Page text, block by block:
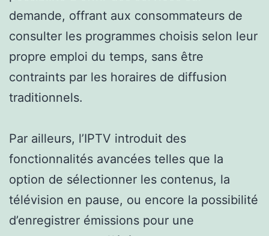
demande, offrant aux consommateurs de
consulter les programmes choisis selon leur
propre emploi du temps, sans être
contraints par les horaires de diffusion
traditionnels.
Par ailleurs, l’IPTV introduit des
fonctionnalités avancées telles que la
option de sélectionner les contenus, la
télévision en pause, ou encore la possibilité
d’enregistrer émissions pour une